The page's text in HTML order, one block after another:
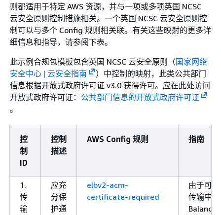
则都适用于特定 AWS 资源，并与一项或多项英国 NCSC
云安全原则控制措施相关。一个英国 NCSC 云安全原则控
制可以与多个 Config 规则相关联。有关这些映射的更多详
细信息和指导，请参阅下表。
此示例合规包模板包含英国 NCSC 云安全原则（国家网络
安全中心 | 云安全指南
）中控制的映射，此类公共部门
信息根据开放式政府许可证 v3.0 获得许可。应在此处访问
开放式政府许可证： 公共部门信息的开放式政府许可证
。
控
制
ID
控制
描述
AWS Config 规则 指南
1.
传
输
应充
分保
护通
elbv2-acm-
certificate-required
由于可
传输中